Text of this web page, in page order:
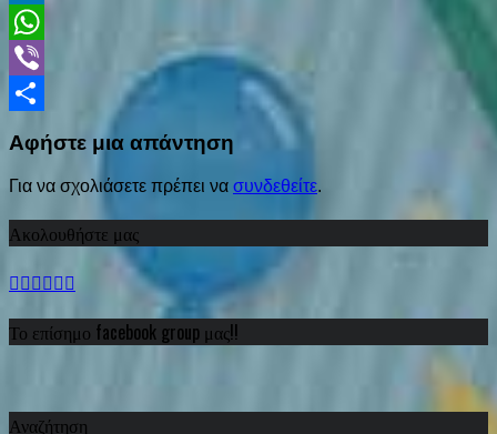
LinkedIn
WhatsApp
Viber
Αφήστε μια απάντηση
Για να σχολιάσετε πρέπει να συνδεθείτε.
Ακολουθήστε μας
Το επίσημο facebook group μας!!
Αναζήτηση